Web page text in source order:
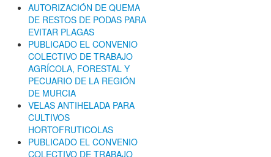
AUTORIZACIÓN DE QUEMA
DE RESTOS DE PODAS PARA
EVITAR PLAGAS
PUBLICADO EL CONVENIO
COLECTIVO DE TRABAJO
AGRÍCOLA, FORESTAL Y
PECUARIO DE LA REGIÓN
DE MURCIA
VELAS ANTIHELADA PARA
CULTIVOS
HORTOFRUTICOLAS
PUBLICADO EL CONVENIO
COLECTIVO DE TRABAJO